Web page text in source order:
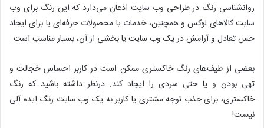
روانشناسی رنگ در طراحی وب سایت اذعان می‌دارد که این رنگ برای وب
سایت کالاهای لوکس و همچنین، خدمات یا محصولات حرفه‌ای یا برای ایجاد
حس تعادل و آرامش در یک وب سایت یا بخشی از آن، بسیار مناسب است.
بعضی از طیف‌های رنگ خاکستری ممکن است در کاربر احساس خجالت و
تهی بودن و یا حتی سردی را ایجاد کند. درنظر داشته باشید که رنگ
خاکستری، برای جذب توجه مشتری یا کاربر به یک وب سایت رنگ ایده آلی
نیست!